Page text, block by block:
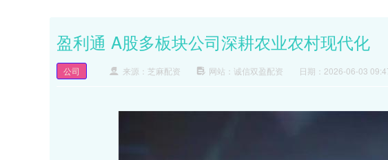
盈利通 A股多板块公司深耕农业农村现代化
公司 来源：芝麻配资 网站：诚信双盈配资 日期：2026-06-03